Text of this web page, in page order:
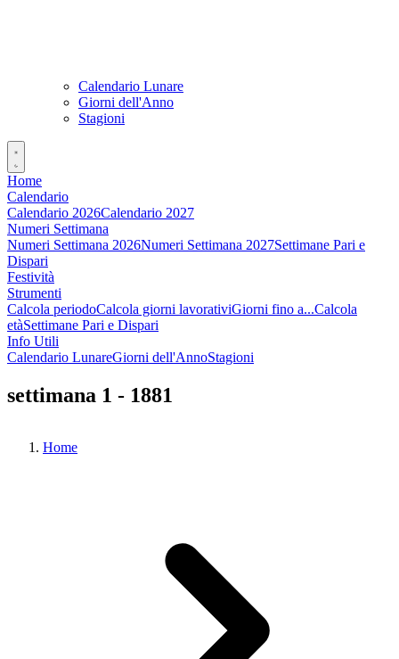
Calendario Lunare
Giorni dell'Anno
Stagioni
Home
Calendario
Calendario 2026Calendario 2027
Numeri Settimana
Numeri Settimana 2026Numeri Settimana 2027Settimane Pari e
Dispari
Festività
Strumenti
Calcola periodoCalcola giorni lavorativiGiorni fino a...Calcola
etàSettimane Pari e Dispari
Info Utili
Calendario LunareGiorni dell'AnnoStagioni
settimana 1 - 1881
Home